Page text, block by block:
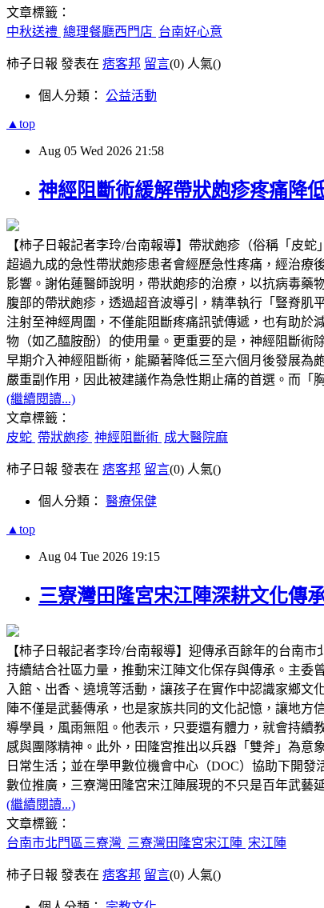
文章標籤：
中秋送禮 總理餐廳西門店 台南好心意
柿子日報 發表在 痞客邦 留言(0) 人氣()
個人分類： 公益活動
▲top
Aug 05 Wed 2026 21:58
神經阻斷術緩解帶狀皰疹疼痛降
【柿子日報記者李玲/台南報導】帶狀皰疹（俗稱「皮
超過九成的急性帶狀皰疹患者會經歷急性疼痛，經治療
影響。謝佑蓮醫師說明，帶狀皰疹的治療，以抗病毒藥
腹部的帶狀皰疹，透過超音波導引，精準執行「豎脊肌
注射至神經周圍，不僅能阻斷疼痛訊號傳遞，也有助於
物（如乙醯胺酚）的使用量。更重要的是，神經阻斷術
早期介入神經阻斷術，能顯著降低三至六個月後發展為
嚴重副作用，因此被建議作為急性期止痛的首選。而「
(繼續閱讀...)
文章標籤：
皮蛇 帶狀皰疹 神經阻斷術 成大醫院麻
柿子日報 發表在 痞客邦 留言(0) 人氣()
個人分類： 醫療保健
▲top
Aug 04 Tue 2026 19:15
三寮灣田隆宮宋江陣深耕文化傳
【柿子日報記者李玲/台南報導】迎傳承百餘年的台南
持續結合社區力量，推動宋江陣文化保存與傳承。主委
入館、出香、遶境等活動，讓孩子在實作中認識家鄉
陣不僅是武藝傳承，也是家族共同的文化記憶，讓地
導學員，風雨無阻。他表示，只要還有體力，就會持續
感與團隊精神。此外，田隆宮推出以兵器「雙斧」為意
日常生活；並在學甲數位機會中心（DOC）協助下開
數位推廣，三寮灣田隆宮宋江陣展現的不只是百年武藝
(繼續閱讀...)
文章標籤：
台南市北門區三寮灣 三寮灣田隆宮宋江陣 宋江陣
柿子日報 發表在 痞客邦 留言(0) 人氣()